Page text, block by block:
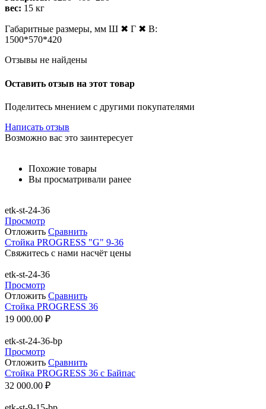
вес: 15 кг
Габаритные размеры, мм Ш ✖ Г ✖ В:
1500*570*420
Отзывы не найдены
Оставить отзыв на этот товар
Поделитесь мнением с другими покупателями
Написать отзыв
Возможно вас это заинтересует
Похожие товары
Вы просматривали ранее
etk-st-24-36
Просмотр
Отложить Сравнить
Стойка PROGRESS "G" 9-36
Свяжитесь с нами насчёт цены
etk-st-24-36
Просмотр
Отложить Сравнить
Стойка PROGRESS 36
19 000.00 ₽
etk-st-24-36-bp
Просмотр
Отложить Сравнить
Стойка PROGRESS 36 с Байпас
32 000.00 ₽